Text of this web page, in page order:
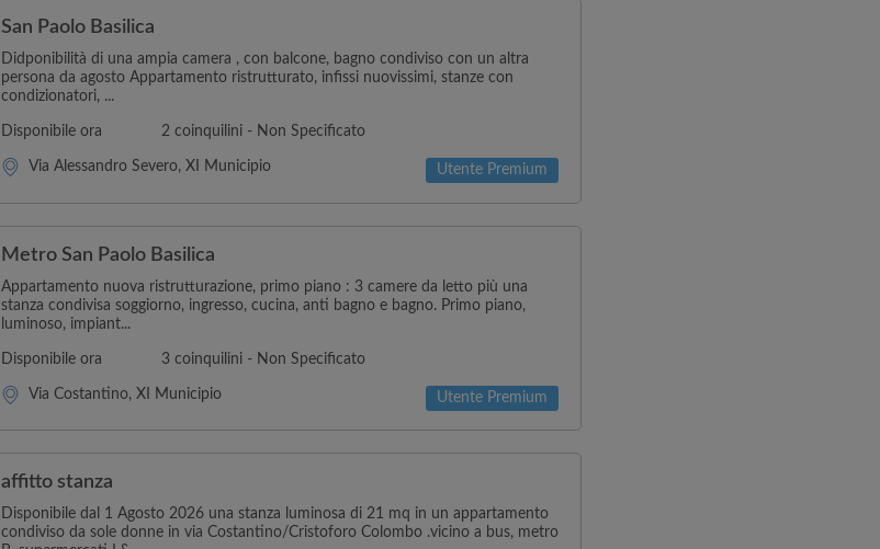
San Paolo Basilica
Didponibilità di una ampia camera , con balcone, bagno condiviso con un altra
persona da agosto Appartamento ristrutturato, infissi nuovissimi, stanze con
condizionatori, ...
Disponibile ora 2 coinquilini - Non Specificato
Via Alessandro Severo, XI Municipio Utente Premium
Metro San Paolo Basilica
Appartamento nuova ristrutturazione, primo piano : 3 camere da letto più una
stanza condivisa soggiorno, ingresso, cucina, anti bagno e bagno. Primo piano,
luminoso, impiant...
Disponibile ora 3 coinquilini - Non Specificato
Via Costantino, XI Municipio Utente Premium
affitto stanza
Disponibile dal 1 Agosto 2026 una stanza luminosa di 21 mq in un appartamento
condiviso da sole donne in via Costantino/Cristoforo Colombo .vicino a bus, metro